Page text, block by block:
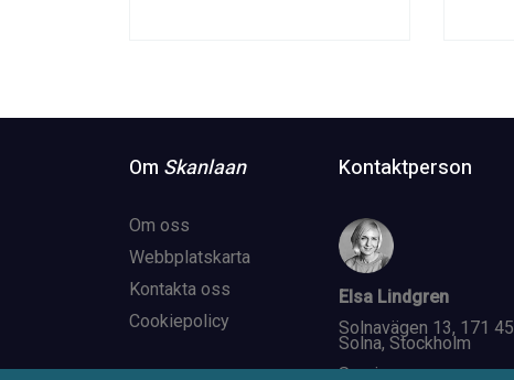
Om Skanlaan
Om oss
Webbplatskarta
Kontakta oss
Cookiepolicy
Kontaktperson
Elsa Lindgren
Solnavägen 13, 171 45
Solna, Stockholm
Sverige